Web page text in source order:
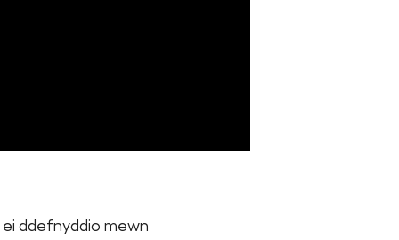
ddefnyddio mewn